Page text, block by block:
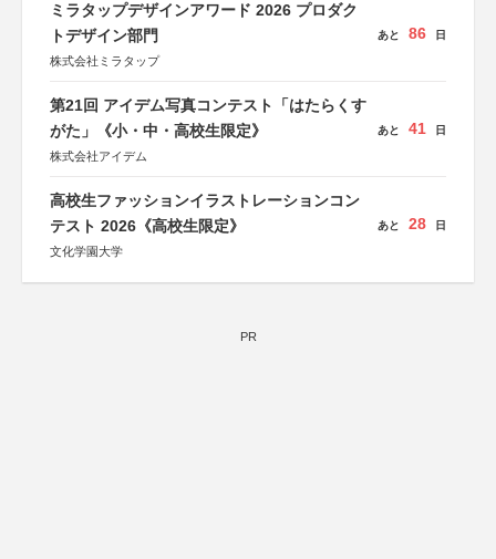
ミラタップデザインアワード 2026 プロダク
トデザイン部門
株式会社ミラタップ
あと 86 日
第21回 アイデム写真コンテスト「はたらくす
がた」《小・中・高校生限定》
株式会社アイデム
あと 41 日
高校生ファッションイラストレーションコン
テスト 2026《高校生限定》
文化学園大学
あと 28 日
PR